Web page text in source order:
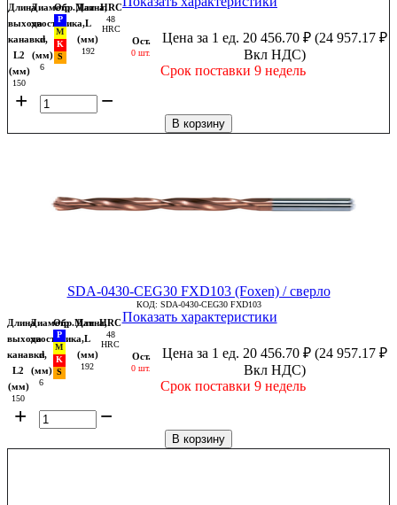
Длина
выхода
канавки,
L2
(мм)
150
Диаметр
хвостовика,
d
(мм)
6
Обр.МатДлина,
L
(мм)
192
HRC
48
HRC
Ост.
0 шт.
Цена за 1 ед. 20 456.70 ₽ (24 957.17 ₽
Вкл НДС)
Срок поставки 9 недель
+ −
В корзину
SDA-0430-CEG30 FXD103 (Foxen) / сверло
КОД: SDA-0430-CEG30 FXD103
Длина
выхода
канавки,
L2
(мм)
150
Диаметр
хвостовика,
d
(мм)
6
Обр.МатДлина,
L
(мм)
192
HRC
48
HRC
Показать характеристики
Ост.
0 шт.
Цена за 1 ед. 20 456.70 ₽ (24 957.17 ₽
Вкл НДС)
Срок поставки 9 недель
+ −
В корзину